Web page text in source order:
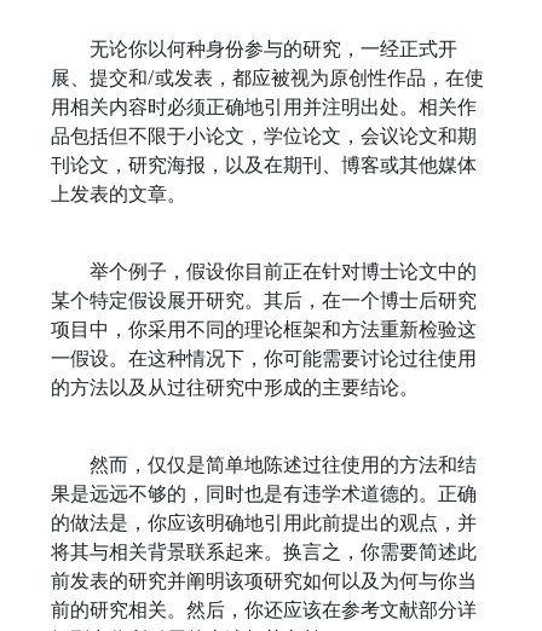
无论你以何种身份参与的研究，一经正式开
展、提交和/或发表，都应被视为原创性作品，在使
用相关内容时必须正确地引用并注明出处。相关作
品包括但不限于小论文，学位论文，会议论文和期
刊论文，研究海报，以及在期刊、博客或其他媒体
上发表的文章。
举个例子，假设你目前正在针对博士论文中的
某个特定假设展开研究。其后，在一个博士后研究
项目中，你采用不同的理论框架和方法重新检验这
一假设。在这种情况下，你可能需要讨论过往使用
的方法以及从过往研究中形成的主要结论。
然而，仅仅是简单地陈述过往使用的方法和结
果是远远不够的，同时也是有违学术道德的。正确
的做法是，你应该明确地引用此前提出的观点，并
将其与相关背景联系起来。换言之，你需要简述此
前发表的研究并阐明该项研究如何以及为何与你当
前的研究相关。然后，你还应该在参考文献部分详